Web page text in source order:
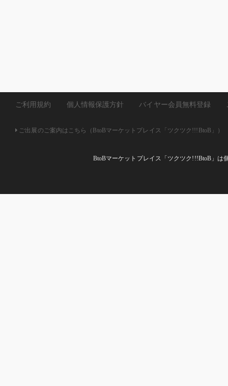
ご利用規約 個人情報保護方針 バイヤー会員無料登録
ご出展のご案内はこちら（BtoBマーケットプレイス「ツクツク!!!BtoB」）
BtoBマーケットプレイス「ツクツク!!!BtoB」は